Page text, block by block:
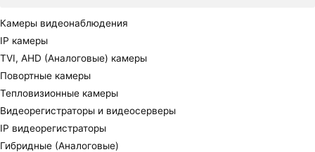
Камеры видеонаблюдения
IP камеры
TVI, AHD (Аналоговые) камеры
Повортные камеры
Тепловизионные камеры
Видеорегистраторы и видеосерверы
IP видеорегистраторы
Гибридные (Аналоговые)